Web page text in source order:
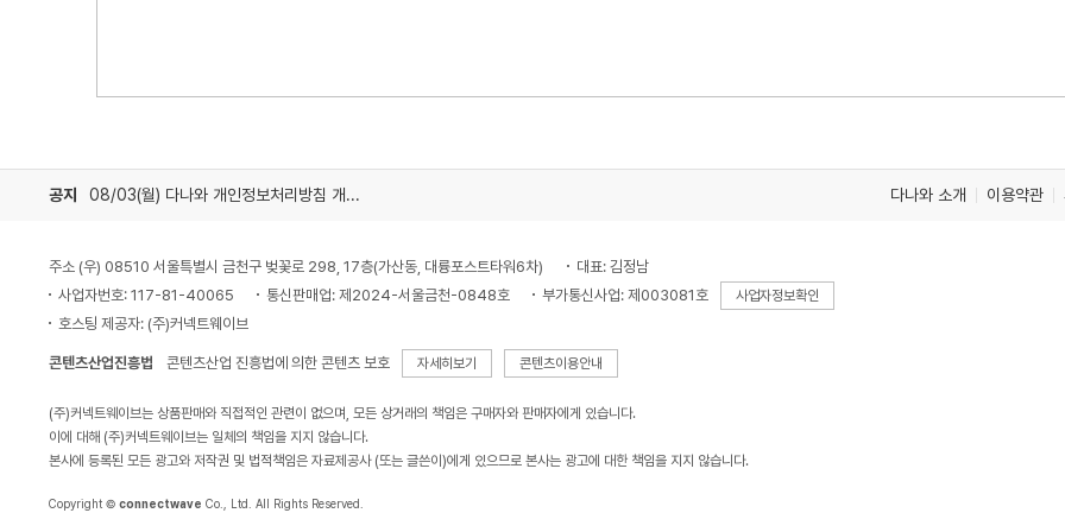
공지 08/03(월) 다나와 개인정보처리방침 개정 안내 다나와 소개 이용약관
주소 (우) 08510 서울특별시 금천구 벚꽃로 298, 17층(가산동, 대륭포스트타워6차)
대표: 김정남
사업자번호: 117-81-40065
통신판매업: 제2024-서울금천-0848호 부가통신사업: 제003081호 사업자정보확인
호스팅 제공자: (주)커넥트웨이브
콘텐츠산업진흥법 콘텐츠산업 진흥법에 의한 콘텐츠 보호 자세히보기 콘텐츠이용안내
(주)커넥트웨이브는 상품판매와 직접적인 관련이 없으며, 모든 상거래의 책임은 구매자와 판매자에게 있습니다.
이에 대해 (주)커넥트웨이브는 일체의 책임을 지지 않습니다.
본사에 등록된 모든 광고와 저작권 및 법적책임은 자료제공사 (또는 글쓴이)에게 있으므로 본사는 광고에 대한 책임을 지지 않습니다.
Copyright © connectwave Co., Ltd. All Rights Reserved.